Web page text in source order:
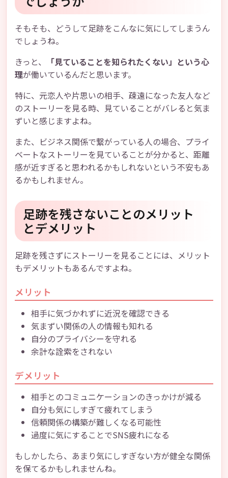
そもそも、どうして足跡をこんなに気にしてしまうん
でしょうね。
きっと、
「見ていることを知られたくない」という心
理が働いているんだと思います。
特に、元恋人や片思いの相手、疎遠になった友人など
のストーリーを見る時、見ていることがバレると気ま
ずいと感じますよね。
また、ビジネス関係で繋がっている人の場合、プライ
ベートなストーリーを見ていることが分かると、距離
感が近すぎると思われるかもしれないという不安もあ
るかもしれません。
足跡を残さないことのメリット
とデメリット
足跡を残さずにストーリーを見ることには、メリット
もデメリットもあるんですよね。
メリット
相手に気づかれずに近況を確認できる
気まずい関係の人の情報も知れる
自分のプライバシーを守れる
余計な詮索をされない
デメリット
相手とのコミュニケーションのきっかけが減る
自分も気にしすぎて疲れてしまう
信頼関係の構築が難しくなる可能性
過度に気にすることでSNS疲れになる
もしかしたら、あまり気にしすぎない方が健全な関係
を保てるかもしれませんね。